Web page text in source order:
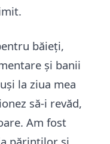
băieți,
și banii
la ziua mea
să-i revăd,
Am fost